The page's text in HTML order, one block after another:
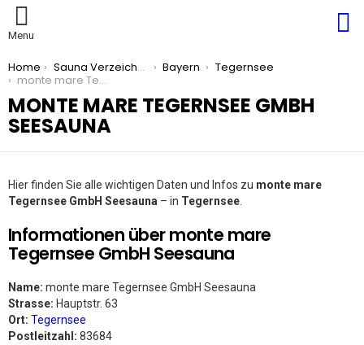
Menu
You are here:
Home Sauna Verzeichnis Bayern
Tegernsee
monte mare Tegernsee GmbH Seesauna
MONTE MARE TEGERNSEE GMBH
SEESAUNA
Hier finden Sie alle wichtigen Daten und Infos zu monte mare
Tegernsee GmbH Seesauna – in Tegernsee
Informationen über monte mare
Tegernsee GmbH Seesauna
Name: monte mare Tegernsee GmbH Seesauna
Strasse: Hauptstr. 63
Ort: Tegernsee
Postleitzahl: 83684